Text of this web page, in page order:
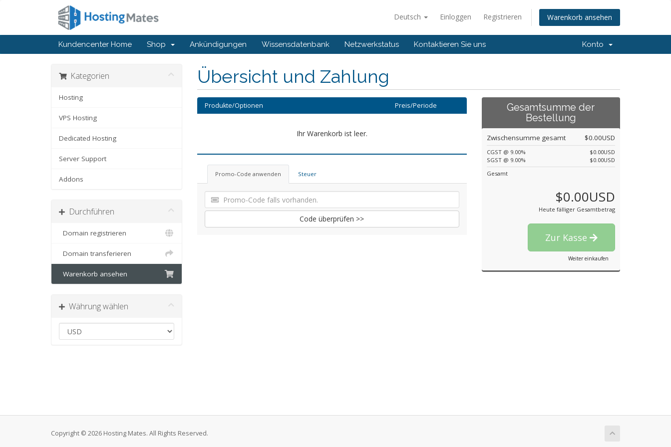
Deutsch Einloggen Registrieren Warenkorb ansehen
Kundencenter Home Shop Ankündigungen Wissensdatenbank Netzwerkstatus Kontaktieren Sie uns Konto
Kategorien
Hosting
VPS Hosting
Dedicated Hosting
Server Support
Addons
Durchführen
Domain registrieren
Domain transferieren
Warenkorb ansehen
Währung wählen
Übersicht und Zahlung
Produkte/Optionen Preis/Periode
Ihr Warenkorb ist leer.
Promo-Code anwenden Steuer
Code überprüfen >>
Gesamtsumme der
Bestellung
Zwischensumme gesamt $0.00USD
CGST @ 9.00%
$0.00USD
SGST @ 9.00%
$0.00USD
Gesamt
$0.00USD
Heute fälliger Gesamtbetrag
Zur Kasse
Weiter einkaufen
Copyright © 2026 Hosting Mates. All Rights Reserved.